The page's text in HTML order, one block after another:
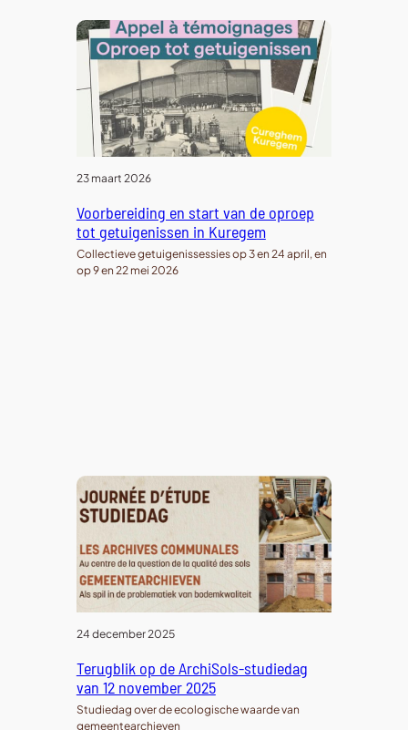
23 maart 2026
Voorbereiding en start van de oproep
tot getuigenissen in Kuregem
Collectieve getuigenissessies op 3 en 24 april, en
op 9 en 22 mei 2026
24 december 2025
Terugblik op de ArchiSols-studiedag
van 12 november 2025
Studiedag over de ecologische waarde van
gemeentearchieven